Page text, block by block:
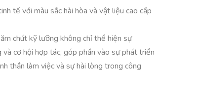
tế với màu sắc hài hòa và vật liệu cao cấp
chút kỹ lưỡng không chỉ thể hiện sự
cơ hội hợp tác, góp phần vào sự phát triển
thần làm việc và sự hài lòng trong công